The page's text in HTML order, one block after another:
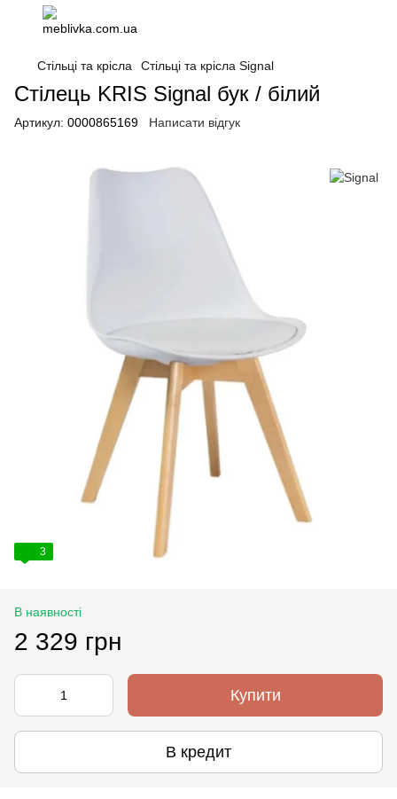
Стільці та крісла Стільці та крісла Signal
Стілець KRIS Signal бук / білий
Артикул: 0000865169 Написати відгук
3
В наявності
2 329 грн
Купити
В кредит